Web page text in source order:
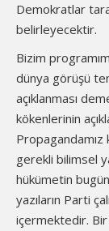
Demokratlar
belirleyecektir.
Bizim
dünya görüşü
açıklanması
kökenlerinin
Propagandamız
gerekli bilimsel
hükümetin
yazıların Parti
içermektedir. Bir